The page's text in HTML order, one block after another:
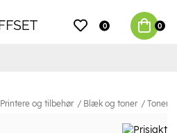
0 0
Printere og tilbehør Blæk og toner Toner